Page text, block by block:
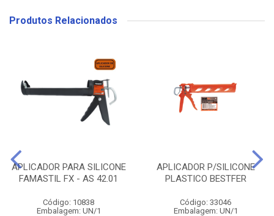
Produtos Relacionados
APLICADOR PARA SILICONE
FAMASTIL FX - AS 42.01
Código: 10838
Embalagem: UN/1
APLICADOR P/SILICONE
PLASTICO BESTFER
Código: 33046
Embalagem: UN/1